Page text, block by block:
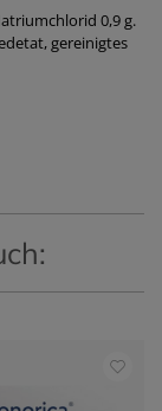
0,9 g.
gereinigtes